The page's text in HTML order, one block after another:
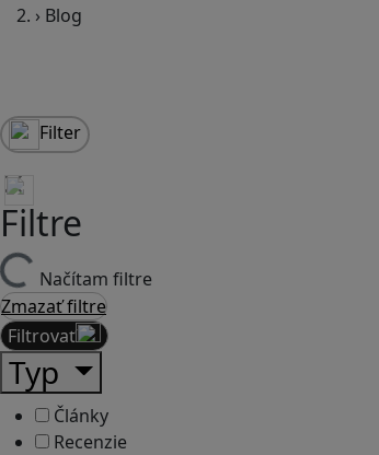
› Blog
Filter
Filtre
Načítam filtre
Zmazať filtre
Filtrovať
Typ
Články
Recenzie